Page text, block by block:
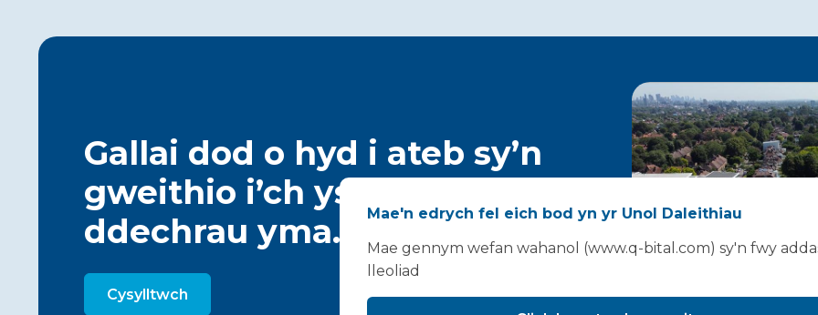
Gallai dod o hyd i ateb sy’n
gweithio i’ch ysbyty
ddechrau yma…
Cysylltwch
Mae'n edrych fel eich bod yn yr Unol Daleithiau
Mae gennym wefan wahanol (www.q-bital.com) sy'n fwy
lleoliad